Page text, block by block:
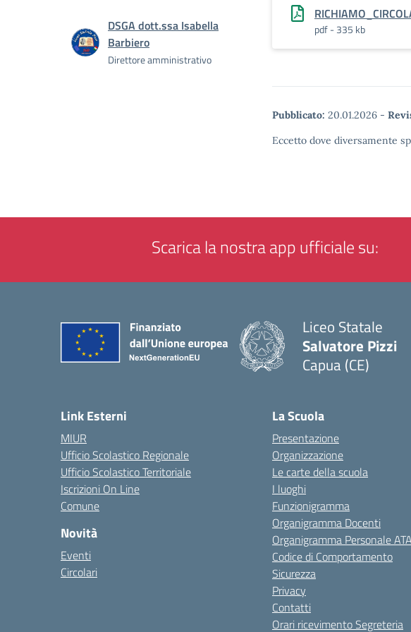
pdf - 335 kb
Pubblicato: 20.01.2026 -
Eccetto dove diversamente
DSGA dott.ssa Isabella
Barbiero
Direttore amministrativo
Scarica la nostra app ufficiale su:
Liceo Statale
Salvatore Pizzi
Capua (CE)
Link Esterni
MIUR
Ufficio Scolastico Regionale
Ufficio Scolastico Territoriale
Iscrizioni On Line
Comune
Novità
Eventi
Circolari
La Scuola
Presentazione
Organizzazione
Le carte della scuola
I luoghi
Funzionigramma
Organigramma Docenti
Organigramma Personale ATA
Codice di Comportamento
Sicurezza
Privacy
Contatti
Orari ricevimento Segreteria